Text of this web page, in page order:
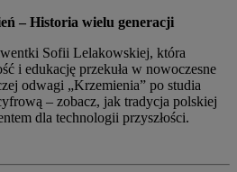
– Historia wielu generacji
Sofii Lelakowskiej, która
i edukację przekuła w nowoczesne
odwagi „Krzemienia” po studia
– zobacz, jak tradycja polskiej
dla technologii przyszłości.